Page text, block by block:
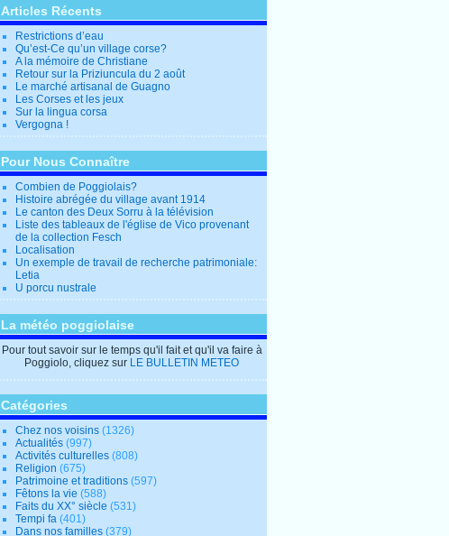
Articles Récents
Restrictions d’eau
Qu’est-Ce qu’un village corse?
A la mémoire de Christiane
Retour sur la Priziuncula du 2 août
Le marché artisanal de Guagno
Les Corses et les jeux
Sur la lingua corsa
Vergogna !
Pour Nous Connaître
Combien de Poggiolais?
Histoire abrégée du village avant 1914
Le canton des Deux Sorru à la télévision
Liste des tableaux de l'église de Vico provenant
de la collection Fesch
Localisation
Un exemple de travail de recherche patrimoniale:
Letia
U porcu nustrale
La météo poggiolaise
Pour tout savoir sur le temps qu'il fait et qu'il va faire à
Poggiolo, cliquez sur LE BULLETIN METEO
Catégories
Chez nos voisins (1326)
Actualités (997)
Activités culturelles (808)
Religion (675)
Patrimoine et traditions (597)
Fêtons la vie (588)
Faits du XX° siècle (531)
Tempi fa (401)
Dans nos familles (379)